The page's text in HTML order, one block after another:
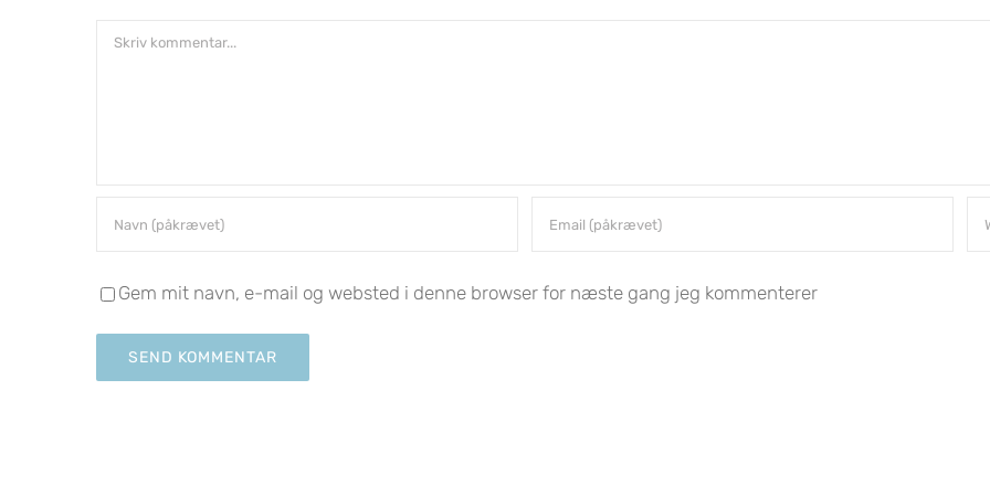
Comment
Gem mit navn, e-mail og websted i denne browser for næste gang jeg kommenterer